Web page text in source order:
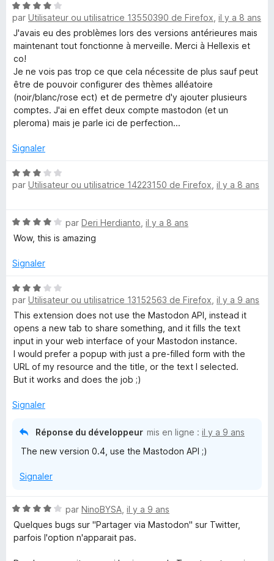
é
5
s
u
r
5
N
o
é
4
u
r
5
par Utilisateur ou utilisatrice 13550390 de Firefox il y a 8 ans
J'avais eu des problèmes lors des versions antérieures mais
maintenant tout fonctionne à merveille. Merci à Hellexis et
co!
Je ne vois pas trop ce que cela nécessite de plus sauf peut
être de pouvoir configurer des thèmes alléatoire
(noir/blanc/rose ect) et de permetre d'y ajouter plusieurs
comptes. J'ai en effet deux compte mastodon (et un
pleroma) mais je parle ici de perfection...
Signaler
N
o
3
s
r
par Utilisateur ou utilisatrice 14223150 de Firefox il y a 8 ans
N
o
é
s
u
r
5
par Deri Herdianto il y a 8 ans
Wow, this is amazing
Signaler
N
o
t
é
3
s
u
r
par Utilisateur ou utilisatrice 13152563 de Firefox il y a 9 ans
This extension does not use the Mastodon API, instead it
opens a new tab to share something, and it fills the text
input in your web interface of your Mastodon instance.
I would prefer a popup with just a pre-filled form with the
URL of my resource and the title, or the text I selected.
But it works and does the job ;)
Signaler
Réponse du développeur mis en ligne : il y a 9 ans
The new version 0.4, use the Mastodon API ;)
Signaler
N
o
t
par NinoBYSA il y a 9 ans
Quelques bugs sur "Partager via Mastodon" sur Twitter,
parfois l'option n'apparait pas.